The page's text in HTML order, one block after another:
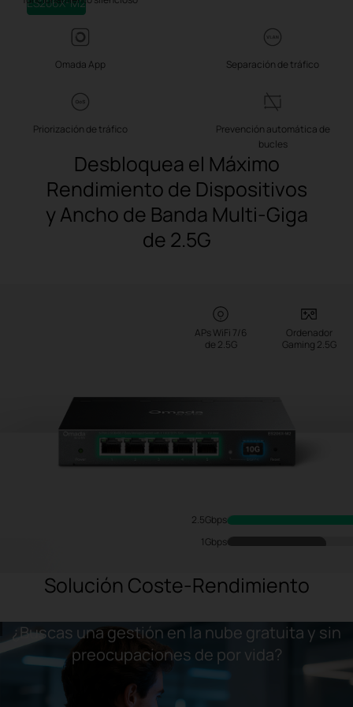
Omada App Separación de tráfico
Priorización de tráfico
Prevención automática de
bucles
Desbloquea el Máximo
Rendimiento de Dispositivos
y Ancho de Banda Multi-Giga
de 2.5G
APs WiFi 7/6
de 2.5G
Ordenador
Gaming 2.5G
2.5Gbps
1Gbps
Solución Coste-Rendimiento
¿Buscas una gestión en la nube gratuita y sin
preocupaciones de por vida?